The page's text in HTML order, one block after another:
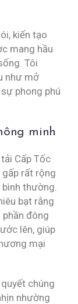
kiến tạo
mang hầu
Tôi
như mở
phong phú
minh
Cấp Tốc
rất rộng
thường.
bạt rằng
đông
lên, giúp
mại
chúng
nhường